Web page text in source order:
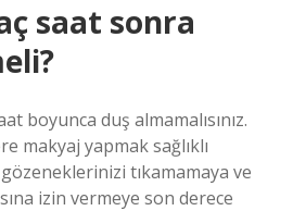
saat sonra
boyunca duş almamalısınız.
makyaj yapmak sağlıklı
tıkamamaya ve
izin vermeye son derece